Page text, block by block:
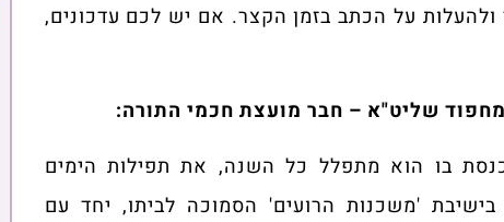
על הכתב בזמן הקצר. אם יש לכם עדכונים,
שליט"א – חבר מועצת חכמי התורה:
בו הוא מתפלל כל השנה, את תפילות הימים
'משכנות הרועים' הסמוכה לביתו, יחד עם